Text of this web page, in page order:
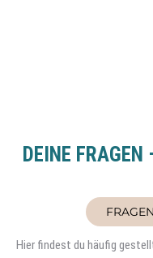
DEINE FRAGEN
Hier findest du häufig